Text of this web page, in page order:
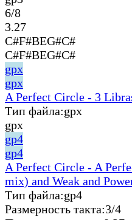
6/8
3.27
C#F#BEG#C#
C#F#BEG#C#
gpx
gpx
A Perfect Circle - 3
Тип файла:gpx
gpx
gp4
gp4
A Perfect Circle - A
mix) and Weak and
Тип файла:gp4
Размерность такта:3/4